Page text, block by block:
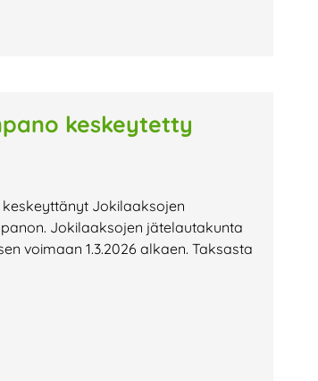
keskeytetty
keskeyttänyt Jokilaaksojen
Jokilaaksojen jätelautakunta
voimaan 1.3.2026 alkaen. Taksasta